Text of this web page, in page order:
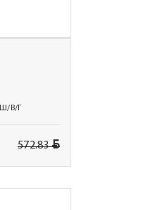
Ш/В/Г
572.83BYN